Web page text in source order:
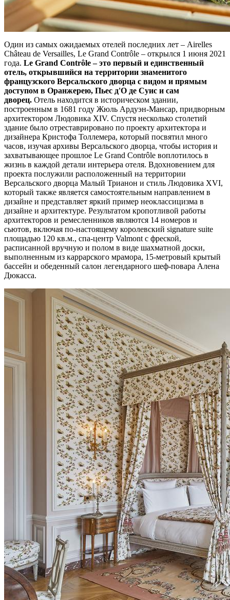
Один из самых ожидаемых отелей последних лет – Airelles
Château de Versailles, Le Grand Contrôle – открылся 1 июня 2021
года. Le Grand Contrôle – это первый и единственный
отель, открывшийся на территории знаменитого
французского Версальского дворца с видом и прямым
доступом в Оранжерею, Пьес д'О де Суис и сам
дворец. Отель находится в историческом здании,
построенным в 1681 году Жюль Ардуэн-Мансар, придворным
архитектором Людовика XIV. Спустя несколько столетий
здание было отреставрировано по проекту архитектора и
дизайнера Кристофа Толлемера, который посвятил много
часов, изучая архивы Версальского дворца, чтобы история и
захватывающее прошлое Le Grand Contrôle воплотилось в
жизнь в каждой детали интерьера отеля. Вдохновением для
проекта послужили расположенный на территории
Версальского дворца Малый Трианон и стиль Людовика XVI,
который также является самостоятельным направлением в
дизайне и представляет яркий пример неоклассицизма в
дизайне и архитектуре. Результатом кропотливой работы
архитекторов и ремесленников являются 14 номеров и
сьютов, включая по-настоящему королевский signature suite
площадью 120 кв.м., спа-центр Valmont с фреской,
расписанной вручную и полом в виде шахматной доски,
выполненным из каррарского мрамора, 15-метровый крытый
бассейн и обеденный салон легендарного шеф-повара Алена
Дюкасса.